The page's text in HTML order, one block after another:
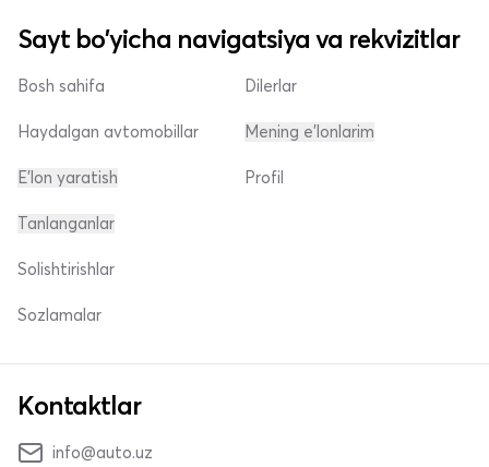
Sayt bo'yicha navigatsiya va rekvizitlar
Bosh sahifa
Haydalgan avtomobillar
E'lon yaratish
Dilerlar
Mening e'lonlarim
Profil
Tanlanganlar
Solishtirishlar
Sozlamalar
Kontaktlar
info@auto.uz